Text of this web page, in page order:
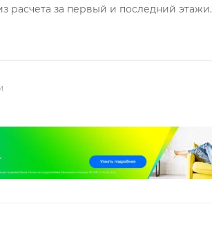
расчета за первый и последний этажи.